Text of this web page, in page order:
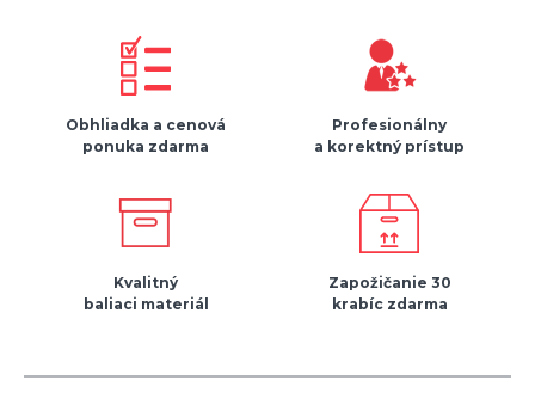
Obhliadka a cenová
ponuka zdarma
Profesionálny
a korektný prístup
Kvalitný
baliaci materiál
Zapožičanie 30
krabíc zdarma